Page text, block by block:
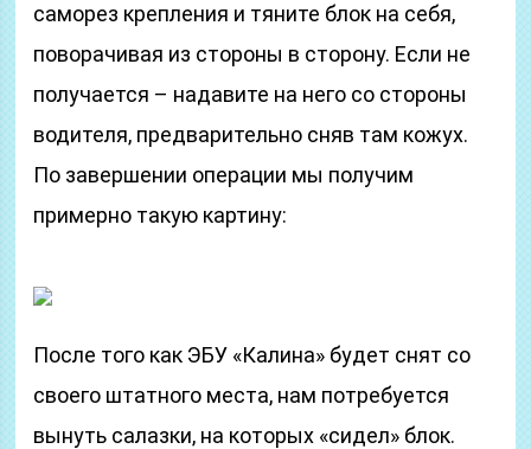
саморез крепления и тяните блок на себя,
поворачивая из стороны в сторону. Если не
получается – надавите на него со стороны
водителя, предварительно сняв там кожух.
По завершении операции мы получим
примерно такую картину:
После того как ЭБУ «Калина» будет снят со
своего штатного места, нам потребуется
вынуть салазки, на которых «сидел» блок.